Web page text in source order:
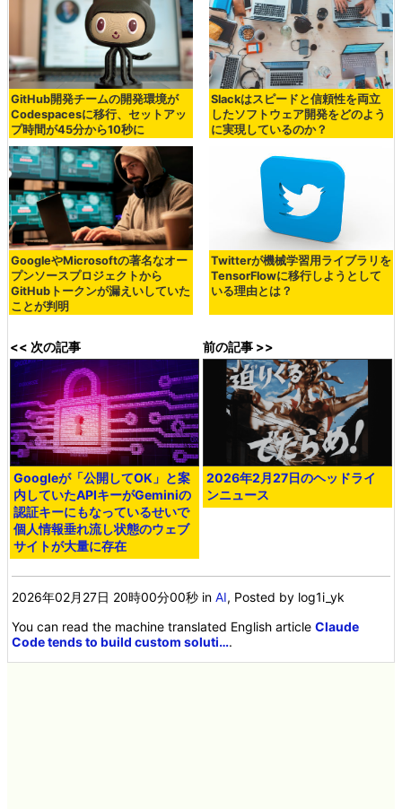
GitHub開発チームの開発環境が
Codespacesに移行、セットアッ
プ時間が45分から10秒に
Slackはスピードと信頼性を両立
したソフトウェア開発をどのよう
に実現しているのか？
GoogleやMicrosoftの著名なオー
プンソースプロジェクトから
GitHubトークンが漏えいしていた
ことが判明
Twitterが機械学習用ライブラリを
TensorFlowに移行しようとして
いる理由とは？
<< 次の記事
Googleが「公開してOK」と案
内していたAPIキーがGeminiの
認証キーにもなっているせいで
個人情報垂れ流し状態のウェブ
サイトが大量に存在
前の記事 >>
2026年2月27日のヘッドライ
ンニュース
2026年02月27日 20時00分00秒 inAI, Posted by log1i_yk
You can read the machine translated English articleClaude
Code tends to build custom soluti….